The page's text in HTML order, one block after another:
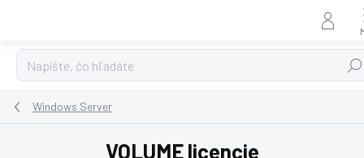
Windows Server
VOLUME licencie